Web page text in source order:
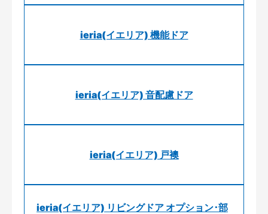
ieria(イエリア) 機能ドア
ieria(イエリア) 音配慮ドア
ieria(イエリア) 戸襖
ieria(イエリア) リビングドア オプション･部